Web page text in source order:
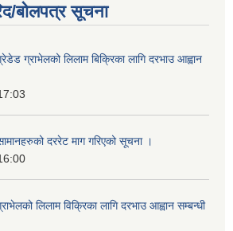
बोलपत्र सूचना
ग्राभेलको लिलाम बिक्रिका लागि दरभाउ आह्वान
दररेट माग गरिएको सूचना ।
लिलाम विक्रिका लागि दरभाउ आह्वान सम्बन्धी